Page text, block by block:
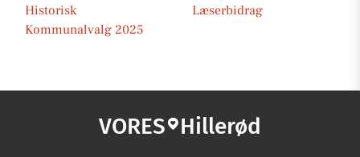
Historisk
Læserbidrag
Kommunalvalg 2025
VORES Hillerød